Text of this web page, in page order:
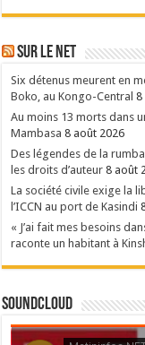
Sur le NET
Six détenus meurent en
Boko, au Kongo-Central 8
Au moins 13 morts dans
Mambasa 8 août 2026
Des légendes de la
les droits d’auteur 8 août
La société civile exige la
l’ICCN au port de Kasindi
« J’ai fait mes besoins
raconte un habitant à
SoundCloud